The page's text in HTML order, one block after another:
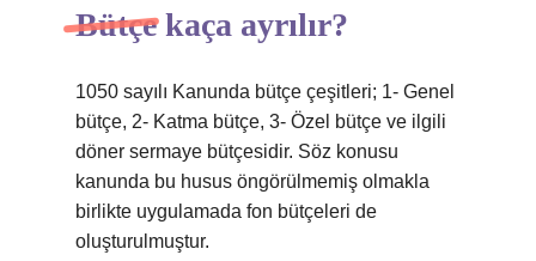
Bütçe kaça ayrılır?
1050 sayılı Kanunda bütçe çeşitleri; 1- Genel
bütçe, 2- Katma bütçe, 3- Özel bütçe ve ilgili
döner sermaye bütçesidir. Söz konusu
kanunda bu husus öngörülmemiş olmakla
birlikte uygulamada fon bütçeleri de
oluşturulmuştur.